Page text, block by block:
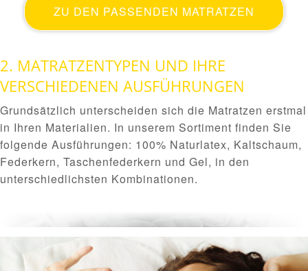
ZU DEN PASSENDEN MATRATZEN
2. MATRATZENTYPEN UND IHRE
VERSCHIEDENEN AUSFÜHRUNGEN
Grundsätzlich unterscheiden sich die Matratzen erstmal
in Ihren Materialien. In unserem Sortiment finden Sie
folgende Ausführungen: 100% Naturlatex, Kaltschaum,
Federkern, Taschenfederkern und Gel, in den
unterschiedlichsten Kombinationen.